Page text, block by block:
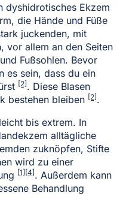
dyshidrotisches Ekzem
die Hände und Füße
juckenden, mit
vor allem an den Seiten
Fußsohlen. Bevor
es sein, dass du ein
[2] . Diese Blasen
bestehen bleiben [2] .
bis extrem. In
alltägliche
zuknöpfen, Stifte
wird zu einer
[1] [4] . Außerdem kann
Behandlung